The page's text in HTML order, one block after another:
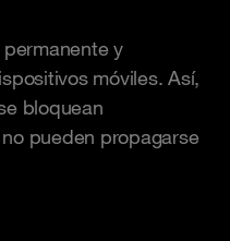
y
móviles. Así,
bloquean
pueden propagarse